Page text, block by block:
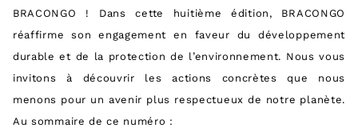
BRACONGO ! Dans cette huitième édition, BRACONGO
réaffirme son engagement en faveur du développement
durable et de la protection de l’environnement. Nous vous
invitons à découvrir les actions concrètes que nous
menons pour un avenir plus respectueux de notre planète.
Au sommaire de ce numéro :